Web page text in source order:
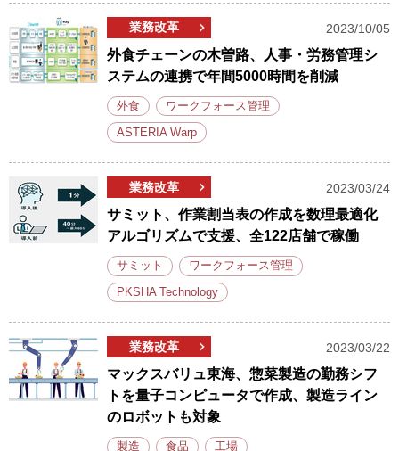
業務改革 2023/10/05
外食チェーンの木曽路、人事・労務管理シ
ステムの連携で年間5000時間を削減
外食 ワークフォース管理
ASTERIA Warp
業務改革 2023/03/24
サミット、作業割当表の作成を数理最適化
アルゴリズムで支援、全122店舗で稼働
サミット ワークフォース管理
PKSHA Technology
業務改革 2023/03/22
マックスバリュ東海、惣菜製造の勤務シフ
トを量子コンピュータで作成、製造ライン
のロボットも対象
製造 食品 工場